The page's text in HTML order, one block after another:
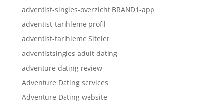
adventist-singles-overzicht BRAND1-app
adventist-tarihleme profil
adventist-tarihleme Siteler
adventistsingles adult dating
adventure dating review
Adventure Dating services
Adventure Dating website